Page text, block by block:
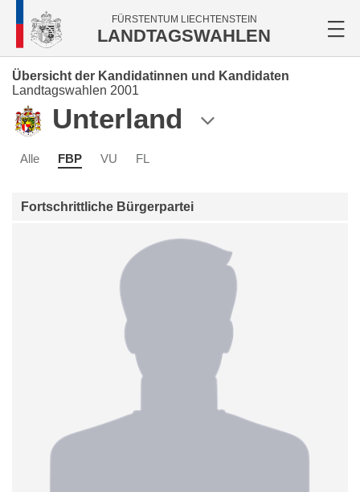
FÜRSTENTUM LIECHTENSTEIN
LANDTAGSWAHLEN
Übersicht der Kandidatinnen und Kandidaten
Landtagswahlen 2001
Unterland
Alle FBP VU FL
Fortschrittliche Bürgerpartei